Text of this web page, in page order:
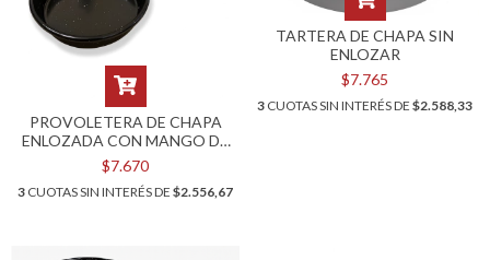
PROVOLETERA DE CHAPA
ENLOZADA CON MANGO DE
MADERA
$7.670
3 CUOTAS SIN INTERÉS DE $2.556,67
TARTERA DE CHAPA SIN
ENLOZAR
$7.765
3 CUOTAS SIN INTERÉS DE $2.588,33